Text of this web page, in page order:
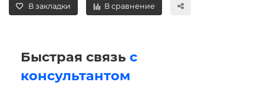
В закладки В сравнение
Быстрая связь с
консультантом